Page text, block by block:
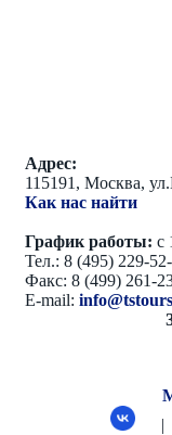
Адрес:
115191, Москва,
Как нас найти
График работы: с
Тел.: 8 (495) 229-
Факс: 8 (499) 261-
E-mail: